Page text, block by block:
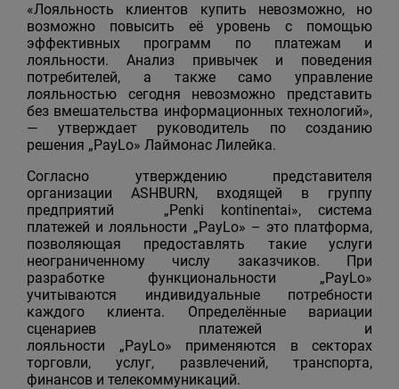
«Лояльность клиентов купить невозможно, но
возможно повысить её уровень с помощью
эффективных программ по платежам и
лояльности. Анализ привычек и поведения
потребителей, а также само управление
лояльностью сегодня невозможно представить
без вмешательства информационных технологий»,
— утверждает руководитель по созданию
решения „PayLo» Лаймонас Лилейка.
Согласно утверждению представителя
организации ASHBURN, входящей в группу
предприятий „Penki kontinentai», система
платежей и лояльности „PayLo» – это платформа,
позволяющая предоставлять такие услуги
неограниченному числу заказчиков. При
разработке функциональности „PayLo»
учитываются индивидуальные потребности
каждого клиента. Определённые вариации
сценариев платежей и
лояльности „PayLo» применяются в секторах
торговли, услуг, развлечений, транспорта,
финансов и телекоммуникаций.